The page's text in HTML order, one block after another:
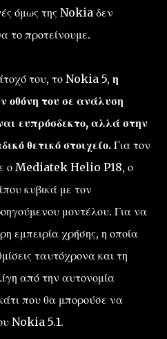
όμως της Nokia δεν
το προτείνουμε.
του, το Nokia 5, η
οθόνη του σε ανάλυση
ευπρόσδεκτο, αλλά στην
θετικό στοιχείο. Για τον
ο Mediatek Helio P18, ο
κυβικά με τον
μοντέλου. Για να
εμπειρία χρήσης, η οποία
ταυτόχρονα και τη
από την αυτονομία
που θα μπορούσε να
Nokia 5.1.